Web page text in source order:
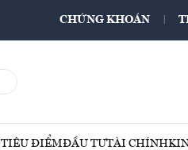
CHỨNG KHOÁN
TIÊU ĐIỂMĐẦU TƯTÀI CHÍNH